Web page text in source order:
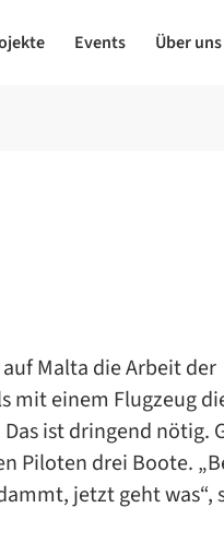
Events Über uns
Malta die Arbeit der
mit einem Flugzeug
ist dringend nötig.
Piloten drei Boote.
jetzt geht was“,